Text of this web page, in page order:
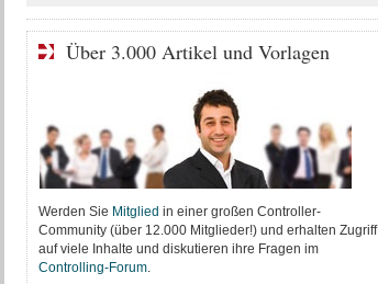
Über 3.000 Artikel und Vorlagen
Werden Sie Mitglied in einer großen Controller-
Community (über 12.000 Mitglieder!) und erhalten Zugriff
auf viele Inhalte und diskutieren ihre Fragen im
Controlling-Forum.